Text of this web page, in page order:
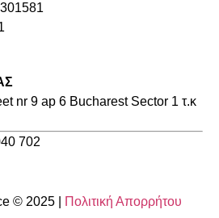
nr 9 ap 6 Bucharest Sector 1 τ.κ
702
© 2025 | Πολιτική Απορρήτου